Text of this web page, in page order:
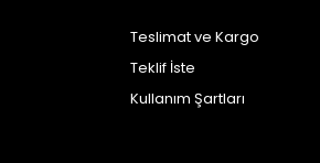
Teslimat ve Kargo
Teklif İste
Kullanım Şartları